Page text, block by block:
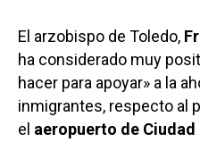
El arzobispo de Toledo,
ha considerado muy
hacer para apoyar» a la
inmigrantes, respecto al
el aeropuerto de Ciudad